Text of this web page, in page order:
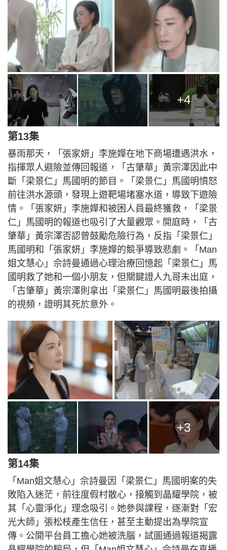
+4
第13集
暴雨那天，「張家妍」李施嬅在地下商場遭遇洪水，
指揮眾人避險並傳回報道，「古肇華」黃宗澤因此中
斷「梁景仁」馬國明的節目。「梁景仁」馬國明憤怒
前往洪水源頭，發現上遊靶場堵塞水道，導致下遊險
情。「張家妍」李施嬅和被困人員最終獲救，「梁景
仁」馬國明的報道也吸引了大量觀眾。開庭時，「古
肇華」黃宗澤否認曾鼓勵危險行為，反指「梁景仁」
馬國明和「張家妍」李施嬅的競爭導致悲劇。「Man
姐文慧心」佘詩曼通過心理治療回憶起「梁景仁」馬
國明救了她和一個小朋友，但關鍵證人九哥未出庭，
「古肇華」黃宗澤則拿出「梁景仁」馬國明最後拍攝
的視頻，證明其死於意外。
+3
第14集
「Man姐文慧心」佘詩曼因「梁景仁」馬國明案的失
敗陷入迷茫，前往度假村散心，接觸到晶耀學院，被
其「心靈淨化」理念吸引。她參與課程，逐漸對「宏
光大師」張松枝產生信任，甚至主動提出為學院宣
傳。公開平台員工擔心她被洗腦，試圖通過報道揭露